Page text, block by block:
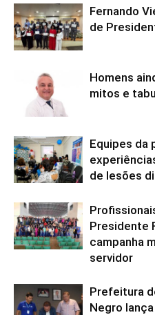
Fernando
de
Homens
mitos e
Equipes da
de lesões
Presidente
campanha
servidor
Prefeitura
Negro